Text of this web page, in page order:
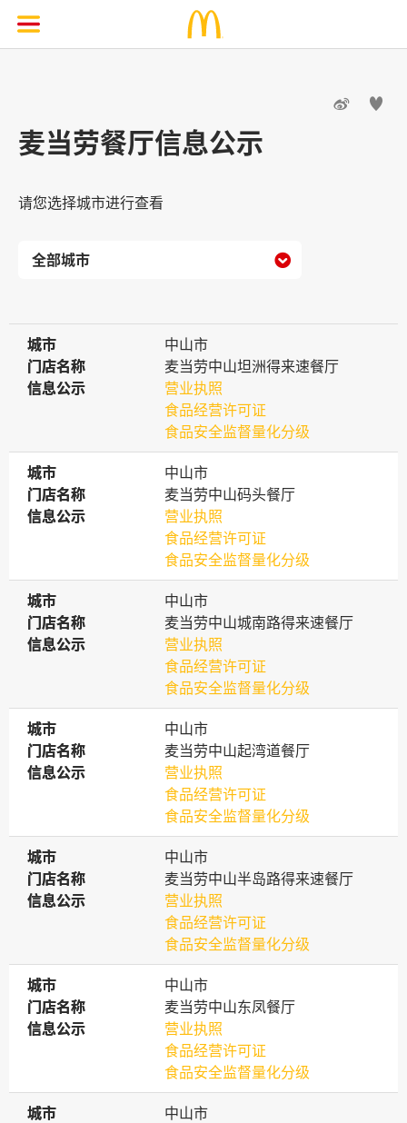
 
麦当劳餐厅信息公示
请您选择城市进行查看

城市
城市
中山市
门店名称
门店名称
麦当劳中山坦洲得来速餐厅
信息公示
信息公示
营业执照
食品经营许可证
食品安全监督量化分级
城市
城市
中山市
门店名称
门店名称
麦当劳中山码头餐厅
信息公示
信息公示
营业执照
食品经营许可证
食品安全监督量化分级
城市
城市
中山市
门店名称
门店名称
麦当劳中山城南路得来速餐厅
信息公示
信息公示
营业执照
食品经营许可证
食品安全监督量化分级
城市
城市
中山市
门店名称
门店名称
麦当劳中山起湾道餐厅
信息公示
信息公示
营业执照
食品经营许可证
食品安全监督量化分级
城市
城市
中山市
门店名称
门店名称
麦当劳中山半岛路得来速餐厅
信息公示
信息公示
营业执照
食品经营许可证
食品安全监督量化分级
城市
城市
中山市
门店名称
门店名称
麦当劳中山东凤餐厅
信息公示
信息公示
营业执照
食品经营许可证
食品安全监督量化分级
城市
城市
中山市